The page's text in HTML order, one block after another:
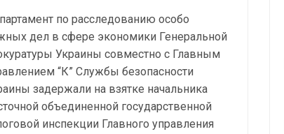
по расследованию особо
дел в сфере экономики Генеральной
Украины совместно с Главным
“К” Службы безопасности
задержали на взятке начальника
объединенной государственной
инспекции Главного управления